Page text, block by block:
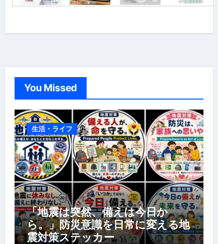
You Missed
生活・ライフ
「地震は突然、備えは今日か
ら。」防災意識を日常に変える地
震対策ステッカー